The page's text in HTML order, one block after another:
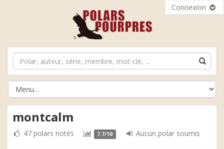
Connexion
montcalm
47 polars notés 7.7/10 Aucun polar soumis